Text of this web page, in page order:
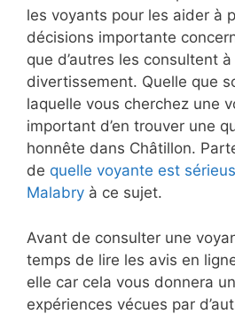
les voyants pour les aider à
décisions importante
que d’autres les consultent
divertissement. Quelle que
laquelle vous cherchez une
important d’en trouver une
honnête dans Châtillon.
de quelle voyante est
Malabry à ce sujet.
Avant de consulter une
temps de lire les avis en
elle car cela vous donnera
expériences vécues par